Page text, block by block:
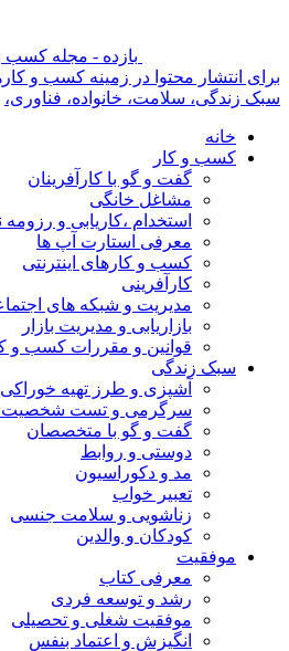
بازده - مجله کسب و
برای انتشار محتوا در زمینه کسب و
سبک زندگی، سلامت، خانواده، فناوری،
خانه
کسب و کار
گفت و گو با کارآفرینان
مشاغل خانگی
استخدام ،کاریابی و
معرفی استارت آپ ها
کسب و کارهای اینترنتی
کارآفرینی
مدیریت و شبکه های
بازاریابی و مدیریت بازار
قوانین و مقررات کسب و
سبک زندگی
آشپزی و طرز تهیه خوراکی
سرگرمی و تست شخصیت
گفت و گو با متخصصان
دوستی و روابط
مد و دکوراسیون
تعبیر خواب
زناشویی و سلامت جنسی
کودکان و والدین
موفقیت
معرفی کتاب
رشد و توسعه فردی
موفقیت شغلی و تحصیلی
انگیزش و اعتماد بنفس